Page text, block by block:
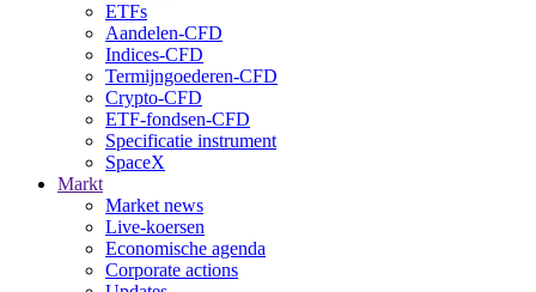
ETFs
Aandelen-CFD
Indices-CFD
Termijngoederen-CFD
Crypto-CFD
ETF-fondsen-CFD
Specificatie instrument
SpaceX
Markt
Market news
Live-koersen
Economische agenda
Corporate actions